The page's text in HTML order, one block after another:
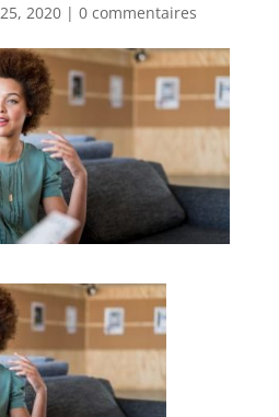
2020| 0 commentaires